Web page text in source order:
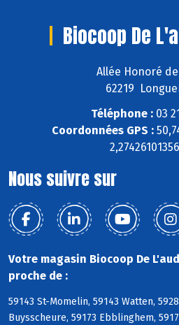
Biocoop De
Allée Honoré
62219
Téléphone :03
Coordonnées GPS :
Nous suivre sur
Votre magasin Biocoop De
proche de :
59143 St-Momelin, 59143 Watten,
Buysscheure, 59173 Ebblinghem,